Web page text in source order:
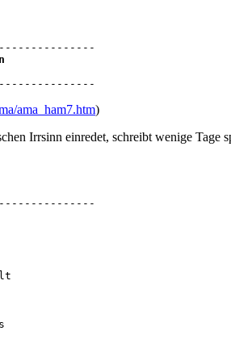
ama_ham7.htm)
Irrsinn einredet, schreibt wenige Tage